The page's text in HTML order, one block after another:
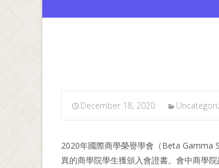
December 18, 2020
2020年國際商學榮譽學會（Beta Gamma
異的商學院學生獲頒入會證書。會中商學